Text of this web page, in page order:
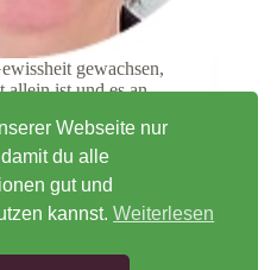
gewachsen,
allein ist und es an
zu leben. Der
Frauen- und
Treffen kann
19. Mai 2022
Webseite nur
du alle
gut und
kannst.Weiterlesen